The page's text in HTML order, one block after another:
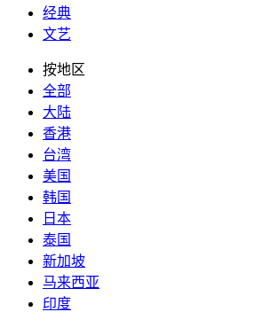
经典
文艺
按地区
全部
大陆
香港
台湾
美国
韩国
日本
泰国
新加坡
马来西亚
印度